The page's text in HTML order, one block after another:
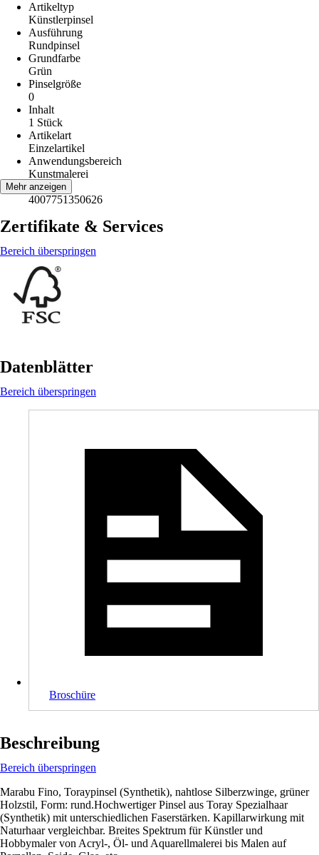
Artikeltyp
Künstlerpinsel
Ausführung
Rundpinsel
Grundfarbe
Grün
Pinselgröße
0
Inhalt
1 Stück
Artikelart
Einzelartikel
Anwendungsbereich
Kunstmalerei
EAN
4007751350626
Mehr anzeigen
Zertifikate & Services
Bereich überspringen
Datenblätter
Bereich überspringen
Broschüre
Beschreibung
Bereich überspringen
Marabu Fino, Toraypinsel (Synthetik), nahtlose Silberzwinge, grüner
Holzstil, Form: rund.Hochwertiger Pinsel aus Toray Spezialhaar
(Synthetik) mit unterschiedlichen Faserstärken. Kapillarwirkung mit
Naturhaar vergleichbar. Breites Spektrum für Künstler und
Hobbymaler von Acryl-, Öl- und Aquarellmalerei bis Malen auf